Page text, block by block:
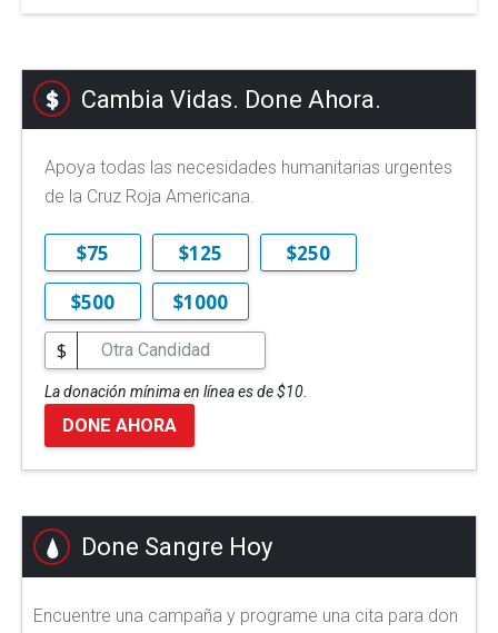
Cambia Vidas. Done Ahora.
Apoya todas las necesidades humanitarias urgentes
de la Cruz Roja Americana.
$75 $125
$250
$500
$1000
$
La donación mínima en línea es de $10.
DONE AHORA
Done Sangre Hoy
Encuentre una campaña y programe una cita para don